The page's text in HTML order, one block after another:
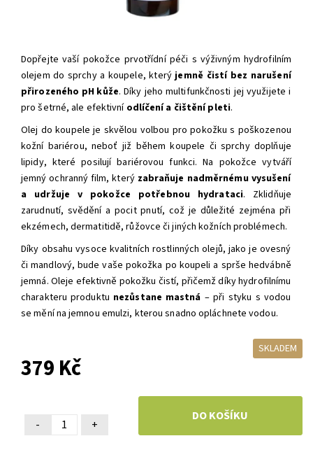
Dopřejte vaší pokožce prvotřídní péči s výživným hydrofilním
olejem do sprchy a koupele, který jemně čistí bez narušení
přirozeného pH kůže. Díky jeho multifunkčnosti jej využijete i
pro šetrné, ale efektivní odlíčení a čištění pleti.
Olej do koupele je skvělou volbou pro pokožku s poškozenou
kožní bariérou, neboť již během koupele či sprchy doplňuje
lipidy, které posilují bariérovou funkci. Na pokožce vytváří
jemný ochranný film, který zabraňuje nadměrnému vysušení
a udržuje v pokožce potřebnou hydrataci. Zklidňuje
zarudnutí, svědění a pocit pnutí, což je důležité zejména při
ekzémech, dermatitidě, růžovce či jiných kožních problémech.
Díky obsahu vysoce kvalitních rostlinných olejů, jako je ovesný
či mandlový, bude vaše pokožka po koupeli a sprše hedvábně
jemná. Oleje efektivně pokožku čistí, přičemž díky hydrofilnímu
charakteru produktu nezůstane mastná – při styku s vodou
se mění na jemnou emulzi, kterou snadno opláchnete vodou.
SKLADEM
379 Kč
- +